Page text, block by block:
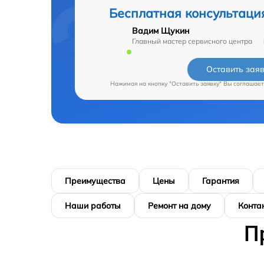
Бесплатная
Вадим Щукин
Главный мастер сервисного центра
Оставить
Нажимая на кнопку "Оставить заявку" Вы
Преимущества Цены Гарантия
Наши работы Ремонт на дому